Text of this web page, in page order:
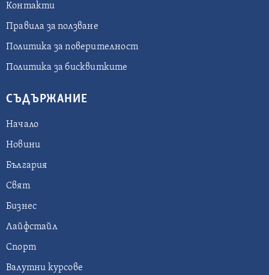
Контакти
Правила за ползване
Политика за поверителност
Политика за бисквитките
СЪДЪРЖАНИЕ
Начало
Новини
България
Свят
Бизнес
Лайфстайл
Спорт
Валутни курсове